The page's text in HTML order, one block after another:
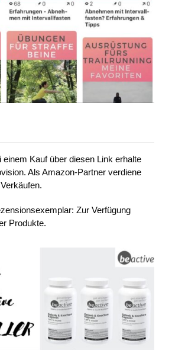
einem Kauf über diesen Link erhalte
Als Amazon-Partner verdiene
Zur Verfügung
Produkte.